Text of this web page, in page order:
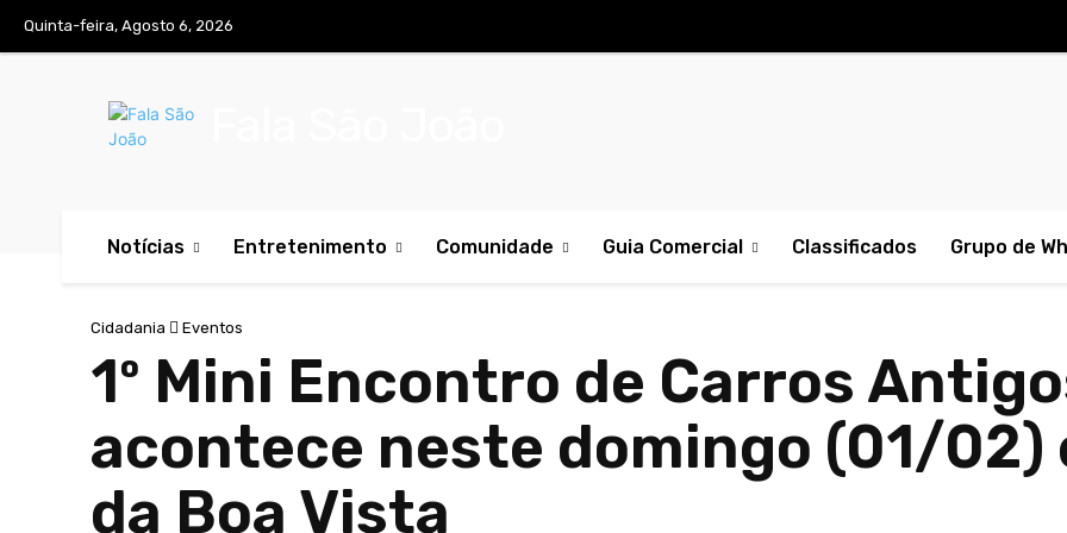
Quinta-feira, Agosto 6, 2026
Notícias Entretenimento Comunidade Guia Comercial Classificados Grupo de
Cidadania Eventos
1º Mini Encontro de Carros
acontece neste domingo (01/02)
da Boa Vista